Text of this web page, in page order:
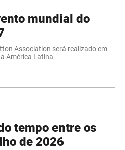
mundial do
Association será realizado em
América Latina
tempo entre os
de 2026